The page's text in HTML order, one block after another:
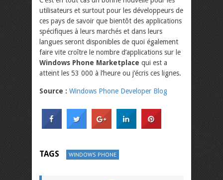
utilisateurs et surtout pour les développeurs de
ces pays de savoir que bientôt des applications
spécifiques à leurs marchés et dans leurs
langues seront disponibles de quoi également
faire vite croître le nombre d’applications sur le
Windows Phone Marketplace qui est a
atteint les 53 000 à l’heure ou j’écris ces lignes.
Source : Windows Phone Developer Blog
TAGS WINDOWS PHONE